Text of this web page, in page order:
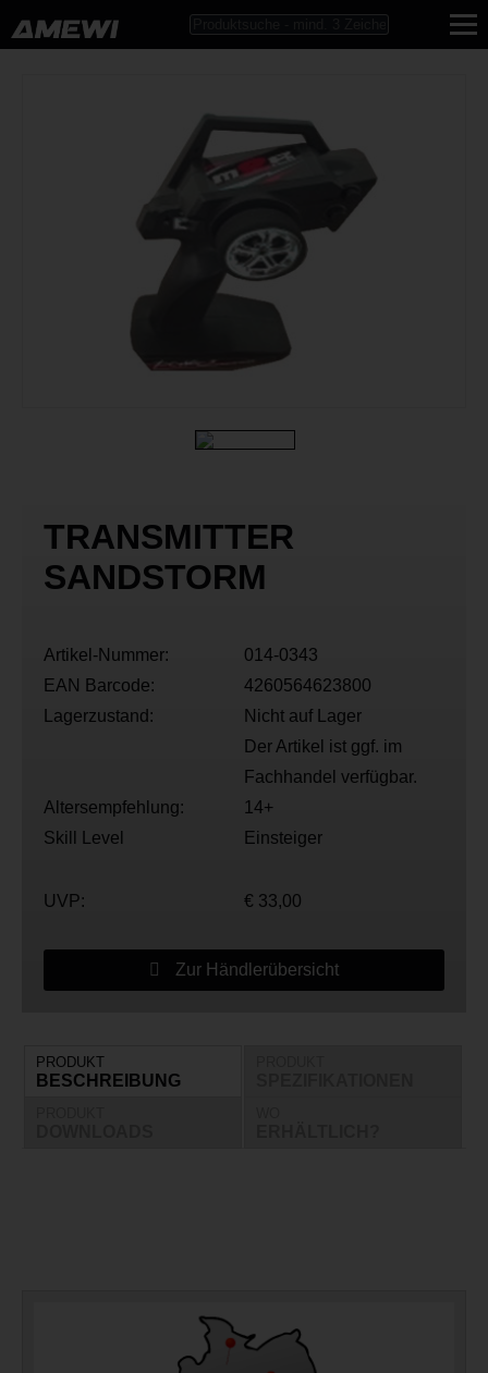
TRANSMITTER
SANDSTORM
Artikel-Nummer:
014-0343
EAN Barcode:
4260564623800
Lagerzustand:
Nicht auf Lager
Der Artikel ist ggf. im
Fachhandel verfügbar.
Altersempfehlung:
14+
Skill Level
Einsteiger
UVP: € 33,00
Zur Händlerübersicht
PRODUKT
BESCHREIBUNG